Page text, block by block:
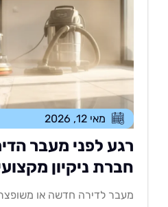
מאי 12, 2026
לפני מעבר הדירה:
ניקיון מקצועית
לדירה חדשה או משופצת דורש